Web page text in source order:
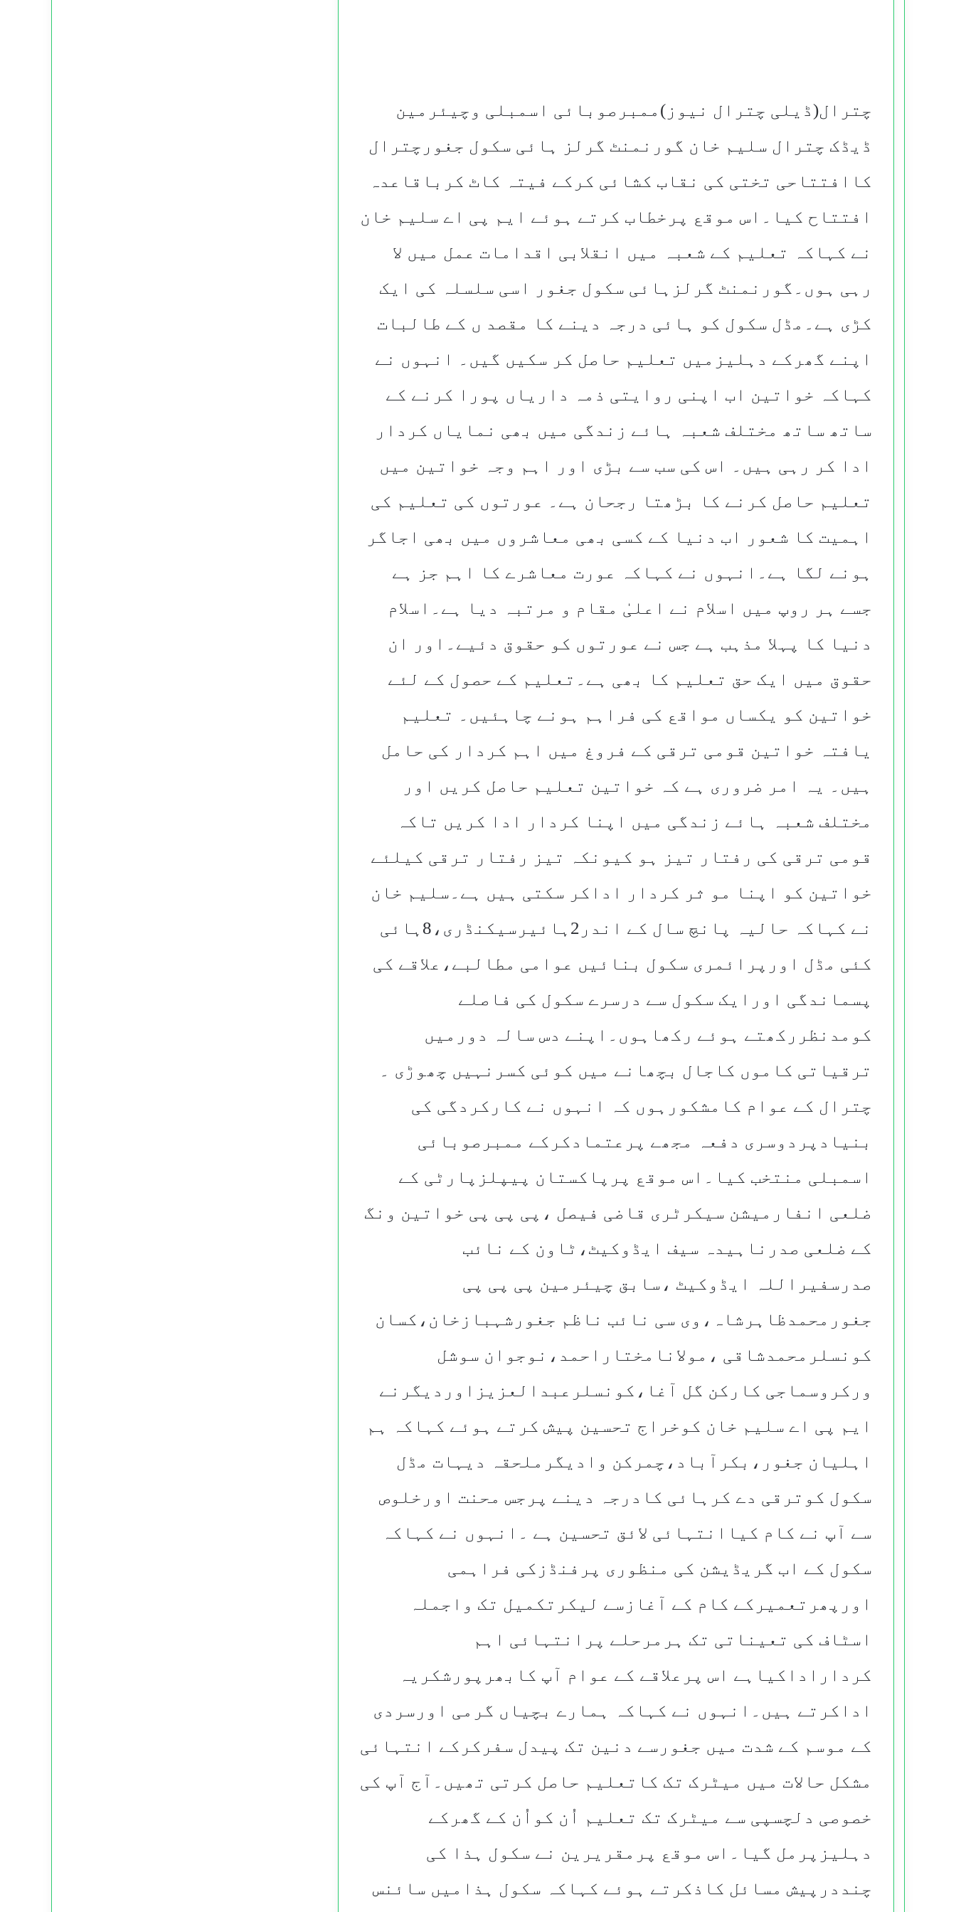
چترال(ڈیلی چترال نیوز)ممبرصوبائی اسمبلی وچیئرمین
ڈیڈک چترال سلیم خان گورنمنٹ گرلز ہائی سکول جغورچترال
کاافتتاحی تختی کی نقاب کشائی کرکے فیتہ کاٹ کرباقاعدہ
افتتاح کیا۔اس موقع پرخطاب کرتے ہوئے ایم پی اے سلیم خان
نے کہاکہ تعلیم کے شعبہ میں انقلابی اقدامات عمل میں لا
رہی ہوں۔گورنمنٹ گرلزہائی سکول جغور اسی سلسلہ کی ایک
کڑی ہے۔مڈل سکول کو ہائی درجہ دینے کا مقصد ں کے طالبات
اپنے گھرکے دہلیزمیں تعلیم حاصل کر سکیں گیں۔ انہوں نے
کہاکہ خواتین اب اپنی روایتی ذمہ داریاں پورا کرنے کے
ساتھ ساتھ مختلف شعبہ ہائے زندگی میں بھی نمایاں کردار
ادا کر رہی ہیں۔ اس کی سب سے بڑی اور اہم وجہ خواتین میں
تعلیم حاصل کرنے کا بڑھتا رجحان ہے۔ عورتوں کی تعلیم کی
اہمیت کا شعور اب دنیا کے کسی بھی معاشروں میں بھی اجاگر
ہونے لگا ہے۔انہوں نے کہاکہ عورت معاشرے کا اہم جز ہے
جسے ہر روپ میں اسلام نے اعلیٰ مقام و مرتبہ دیا ہے۔اسلام
دنیا کا پہلا مذہب ہے جس نے عورتوں کو حقوق دئیے۔اور ان
حقوق میں ایک حق تعلیم کا بھی ہے۔تعلیم کے حصول کے لئے
خواتین کو یکساں مواقع کی فراہم ہونے چاہئیں۔ تعلیم
یافتہ خواتین قومی ترقی کے فروغ میں اہم کردار کی حامل
ہیں۔ یہ امر ضروری ہے کہ خواتین تعلیم حاصل کریں اور
مختلف شعبہ ہائے زندگی میں اپنا کردار ادا کریں تاکہ
قومی ترقی کی رفتار تیز ہو کیونکہ تیز رفتار ترقی کیلئے
خواتین کو اپنا مو ثر کردار اداکر سکتی ہیں ہے۔سلیم خان
نے کہاکہ حالیہ پانچ سال کے اندر2ہائیرسیکنڈری،8ہائی
کئی مڈل اورپرائمری سکول بنائیں عوامی مطالبے،علاقے کی
پسماندگی اورایک سکول سے درسرے سکول کی فاصلے
کومدنظررکھتے ہوئے رکھاہوں۔اپنے دس سالہ دورمیں
ترقیاتی کاموں کاجال بچھانے میں کوئی کسرنہیں چھوڑی ۔
چترال کے عوام کامشکورہوں کہ انہوں نے کارکردگی کی
بنیادپردوسری دفعہ مجھے پرعتمادکرکے ممبرصوبائی
اسمبلی منتخب کیا۔اس موقع پرپاکستان پیپلزپارٹی کے
ضلعی انفارمیشن سیکرٹری قاضی فیصل ،پی پی پی خواتین ونگ
کے ضلعی صدرناہیدہ سیف ایڈوکیٹ،ٹاون کے نائب
صدرسفیراللہ ایڈوکیٹ ،سابق چیئرمین پی پی پی
جغورمحمدظاہرشاہ،وی سی نائب ناظم جغورشہبازخان،کسان
کونسلرمحمدشاقی ،مولانامختاراحمد،نوجوان سوشل
ورکروسماجی کارکن گل آغا،کونسلرعبدالعزیزاوردیگرنے
ایم پی اے سلیم خان کوخراج تحسین پیش کرتے ہوئے کہاکہ ہم
اہلیان جغور،بکرآباد،چمرکن وادیگرملحقہ دیہات مڈل
سکول کوترقی دے کرہائی کادرجہ دینے پرجس محنت اورخلوص
سے آپ نے کام کیاانتہائی لائق تحسین ہے ۔انہوں نے کہاکہ
سکول کے اب گریڈیشن کی منظوری پرفنڈزکی فراہمی
اورپھرتعمیرکے کام کے آغازسے لیکرتکمیل تک واجملہ
اسٹاف کی تعیناتی تک ہرمرحلے پرانتہائی اہم
کرداراداکیاہے اس پرعلاقے کے عوام آپ کابھرپورشکریہ
اداکرتے ہیں۔انہوں نے کہاکہ ہمارے بچیاں گرمی اورسردی
کے موسم کے شدت میں جغورسے دنین تک پیدل سفرکرکے انتہائی
مشکل حالات میں میٹرک تک کاتعلیم حاصل کرتی تھیں۔آج آپ کی
خصوصی دلچسپی سے میٹرک تک تعلیم اُن کواُن کے گھرکے
دہلیزپرمل گیا۔اس موقع پرمقریرین نے سکول ہذا کی
چنددرپیش مسائل کاذکرتے ہوئے کہاکہ سکول ہذامیں سائنس